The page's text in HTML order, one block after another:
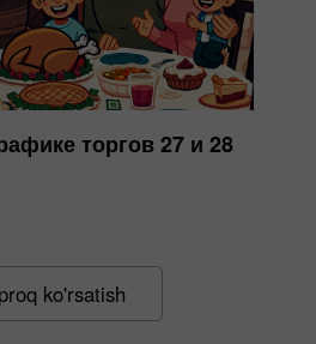
торгов 27 и 28
ko'rsatish